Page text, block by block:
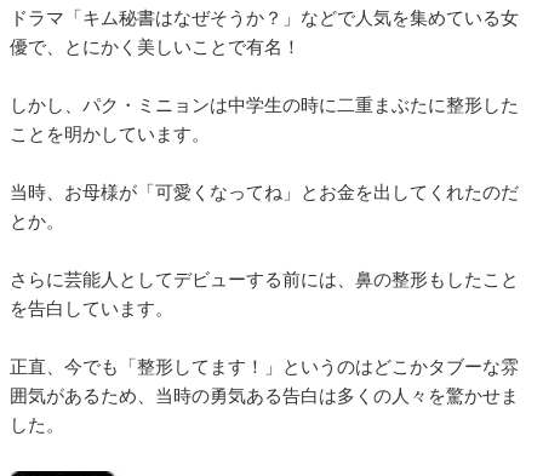
ドラマ「キム秘書はなぜそうか？」などで人気を集めている女
優で、とにかく美しいことで有名！
しかし、パク・ミニョンは中学生の時に二重まぶたに整形した
ことを明かしています。
当時、お母様が「可愛くなってね」とお金を出してくれたのだ
とか。
さらに芸能人としてデビューする前には、鼻の整形もしたこと
を告白しています。
正直、今でも「整形してます！」というのはどこかタブーな雰
囲気があるため、当時の勇気ある告白は多くの人々を驚かせま
した。